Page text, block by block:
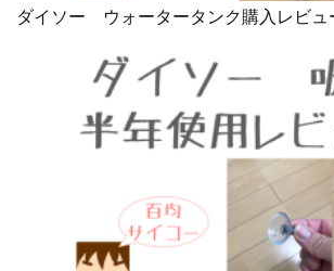
ダイソー ウォータータンク購入レビュ